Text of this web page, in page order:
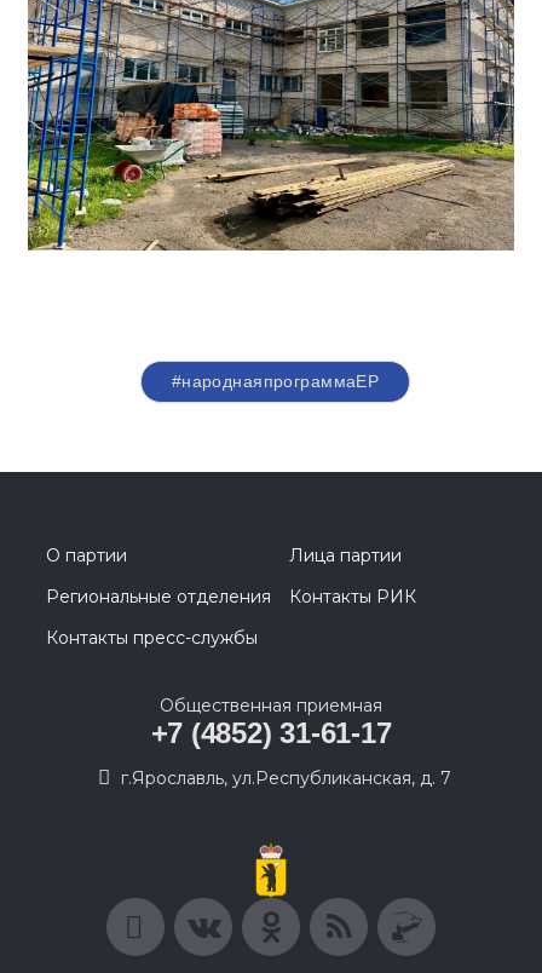
#народнаяпрограммаЕР
О партии
Лица партии
Региональные отделения
Контакты РИК
Контакты пресс-службы
Общественная приемная
+7 (4852) 31-61-17
г.Ярославль, ул.Республиканская, д. 7